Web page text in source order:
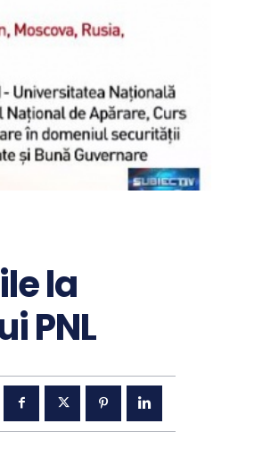
la
PNL